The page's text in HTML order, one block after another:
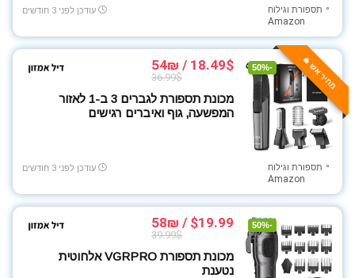
תספורת וגילוח
Amazon
עודכן לפני 3 חודשים
מחיר אש 🔥 -50%
18.49$ / 54₪
36.99$
מכונת תספורת לגברים 3 ב-1 לאזור
המפשעה, גוף ואיברים רגישים
תספורת וגילוח
Amazon
עודכן לפני 3 חודשים
-50%
$19.99 / 58₪
39.99$
מכונת תספורת VGRPRO אלחוטית
נטענת